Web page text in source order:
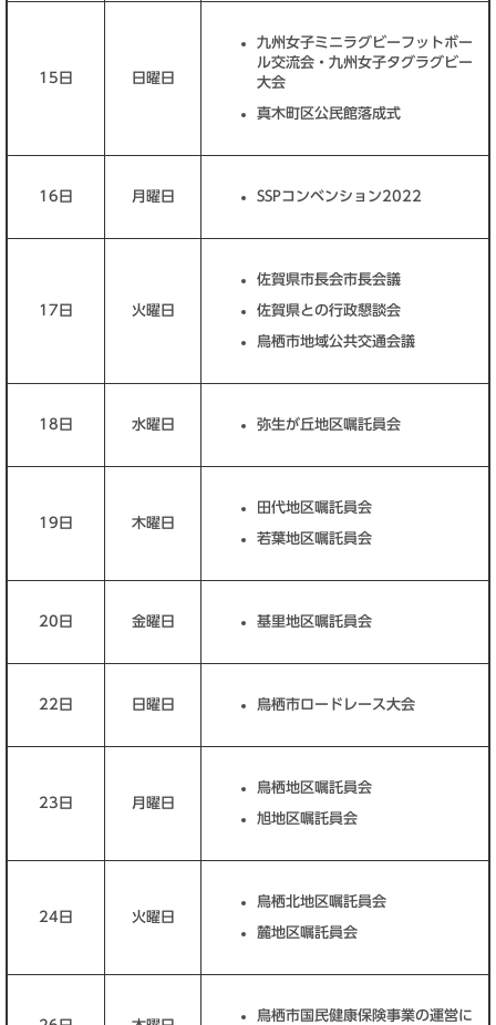
15日 日曜日
九州女子ミニラグビーフットボー
ル交流会・九州女子タグラグビー
大会
真木町区公民館落成式
16日 月曜日 SSPコンベンション2022
17日 火曜日
佐賀県市長会市長会議
佐賀県との行政懇談会
鳥栖市地域公共交通会議
18日 水曜日 弥生が丘地区嘱託員会
19日 木曜日
田代地区嘱託員会
若葉地区嘱託員会
20日 金曜日 基里地区嘱託員会
22日 日曜日 鳥栖市ロードレース大会
23日 月曜日
鳥栖地区嘱託員会
旭地区嘱託員会
24日 火曜日
鳥栖北地区嘱託員会
麓地区嘱託員会
鳥栖市国民健康保険事業の運営に